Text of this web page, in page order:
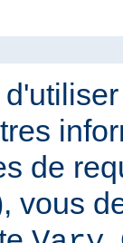
de
vous